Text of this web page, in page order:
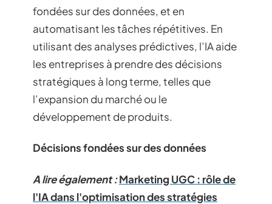
fondées sur des données, et en
automatisant les tâches répétitives. En
utilisant des analyses prédictives, l’IA aide
les entreprises à prendre des décisions
stratégiques à long terme, telles que
l’expansion du marché ou le
développement de produits.
Décisions fondées sur des données
A lire également :Marketing UGC : rôle de
l'IA dans l'optimisation des stratégies